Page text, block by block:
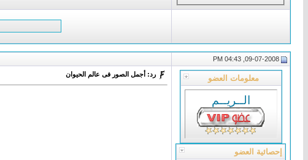
معلومات العضو
الــريــم
إحصائية العضو
رد: أجمل الصور فى عالم الحيوان